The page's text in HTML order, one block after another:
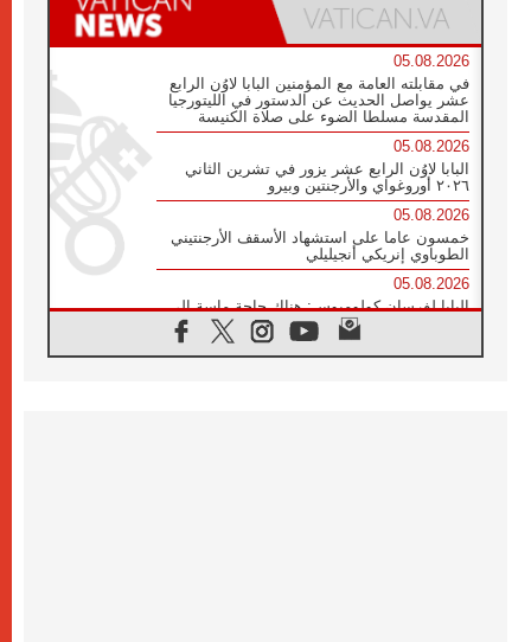
05.08.2026
في مقابلته العامة مع المؤمنين البابا لاوُن الرابع
عشر يواصل الحديث عن الدستور في الليتورجيا
المقدسة مسلطا الضوء على صلاة الكنيسة
05.08.2026
البابا لاوُن الرابع عشر يزور في تشرين الثاني
٢٠٢٦ أوروغواي والأرجنتين وبيرو
05.08.2026
خمسون عاما على استشهاد الأسقف الأرجنتيني
الطوباوي إنريكي أنجيليلي
05.08.2026
البابا لفرسان كولومبوس: هناك حاجة ماسة إلى
أنبياء تناغم يسعون إلى بناء الجسور
04.08.2026